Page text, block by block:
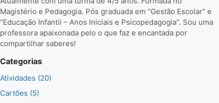
Magistério e Pedagogia. Pós graduada em “Gestão Escolar” e
“Educação Infantil – Anos Iniciais e Psicopedagogia”. Sou uma
professora apaixonada pelo o que faz e encantada por
compartilhar saberes!
Categorias
Atividades (20)
Cartões (5)